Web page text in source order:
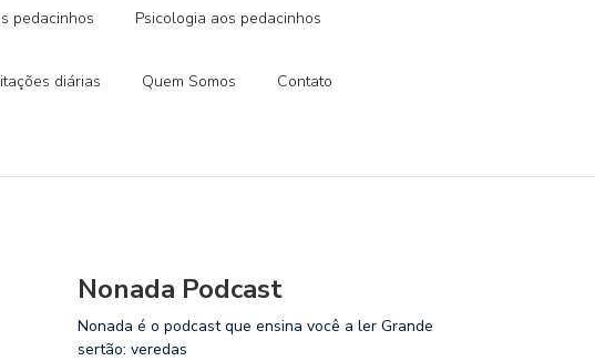
pedacinhos Psicologia aos pedacinhos
diárias Quem Somos Contato
Nonada Podcast
Nonada é o podcast que ensina você a ler Grande
sertão: veredas